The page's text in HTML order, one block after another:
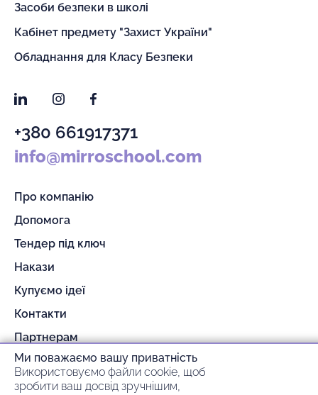
Засоби безпеки в школі
Кабінет предмету "Захист України"
Обладнання для Класу Безпеки
LinkedInInstagramFacebook
+380 661917371
info@mirroschool.com
Про компанію
Допомога
Тендер під ключ
Накази
Купуємо ідеї
Контакти
Партнерам
Гарантія та повернення
Оплата та доставка
Ми поважаємо вашу приватність
Використовуємо файли cookie, щоб
зробити ваш досвід зручнішим,